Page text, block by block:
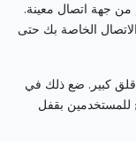
من جهة اتصال معينة.
الخاصة بك حتى
كبير. ضع ذلك في
للمستخدمين بقفل